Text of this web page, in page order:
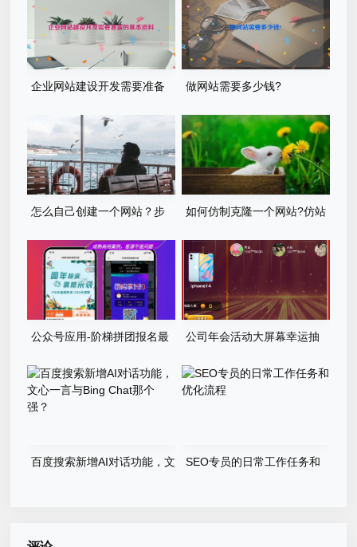
企业网站建设开发需要准备
做网站需要多少钱?
怎么自己创建一个网站？步
如何仿制克隆一个网站?仿站
公众号应用-阶梯拼团报名最
公司年会活动大屏幕幸运抽
百度搜索新增AI对话功能，文
SEO专员的日常工作任务和